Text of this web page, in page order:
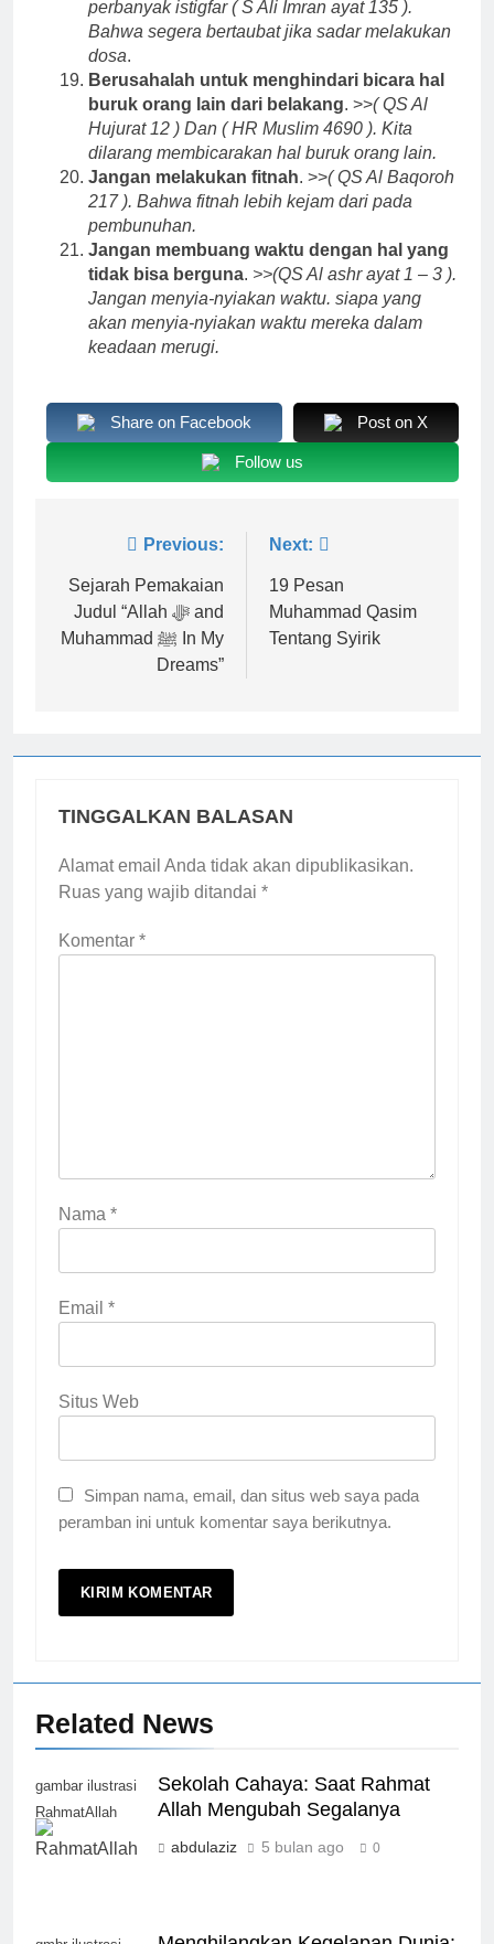
perbanyak istigfar ( S Ali Imran ayat 135 ).
Bahwa segera bertaubat jika sadar melakukan
dosa.
Berusahalah untuk menghindari bicara hal
buruk orang lain dari belakang. >>( QS Al
Hujurat 12 ) Dan ( HR Muslim 4690 ). Kita
dilarang membicarakan hal buruk orang lain.
Jangan melakukan fitnah. >>( QS Al Baqoroh
217 ). Bahwa fitnah lebih kejam dari pada
pembunuhan.
Jangan membuang waktu dengan hal yang
tidak bisa berguna. >>(QS Al ashr ayat 1 – 3 ).
Jangan menyia-nyiakan waktu. siapa yang
akan menyia-nyiakan waktu mereka dalam
keadaan merugi.
Share on Facebook Post on X
Follow us
Navigasi
pos
Previous:
Sejarah Pemakaian
Judul “Allah ﷻ and
Muhammad ﷺ In My
Dreams”
Next:
19 Pesan
Muhammad Qasim
Tentang Syirik
TINGGALKAN BALASAN
Alamat email Anda tidak akan dipublikasikan.
Ruas yang wajib ditandai *
Komentar *
Nama *
Email *
Situs Web
Simpan nama, email, dan situs web saya pada
peramban ini untuk komentar saya berikutnya.
Related News
gambar ilustrasi
RahmatAllah
Sekolah Cahaya: Saat Rahmat
Allah Mengubah Segalanya
abdulaziz 5 bulan ago 0